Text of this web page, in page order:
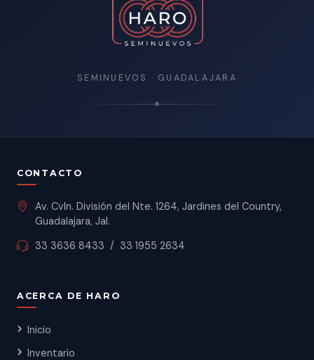
SEMINUEVOS · GUADALAJARA
CONTACTO
Av. Cvln. División del Nte. 1264, Jardines del Country,
Guadalajara, Jal.
33 3636 8433 / 33 1955 2634
ACERCA DE HARO
Inicio
Inventario